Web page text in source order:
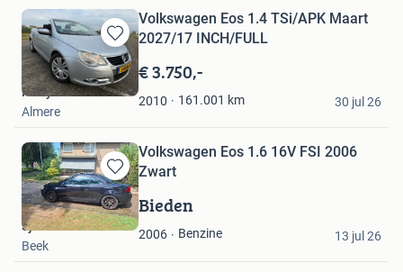
Bewaren
in
Mijn
Favorieten
Volkswagen Eos 1.4 TSi/APK Maart
2027/17 INCH/FULL
€ 3.750,-
2010 161.001 km
Ricky
Almere
30 jul 26
Bewaren
in
Mijn
Favorieten
Volkswagen Eos 1.6 16V FSI 2006
Zwart
Bieden
2006 Benzine
Sjors lendertz
Beek
13 jul 26